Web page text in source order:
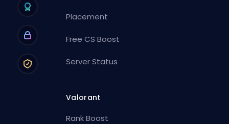
Placement
Free CS Boost
Server Status
Valorant
Rank Boost